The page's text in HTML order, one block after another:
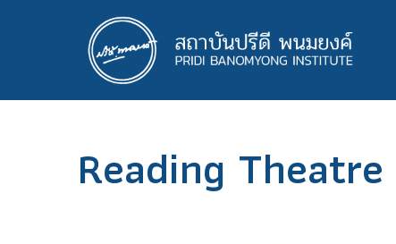
Reading Theatre